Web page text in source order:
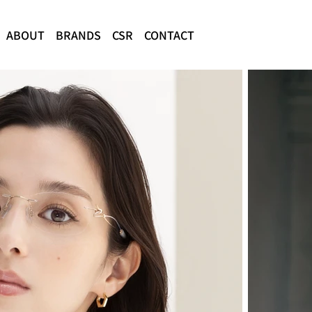
ABOUT BRANDS CSR CONTACT